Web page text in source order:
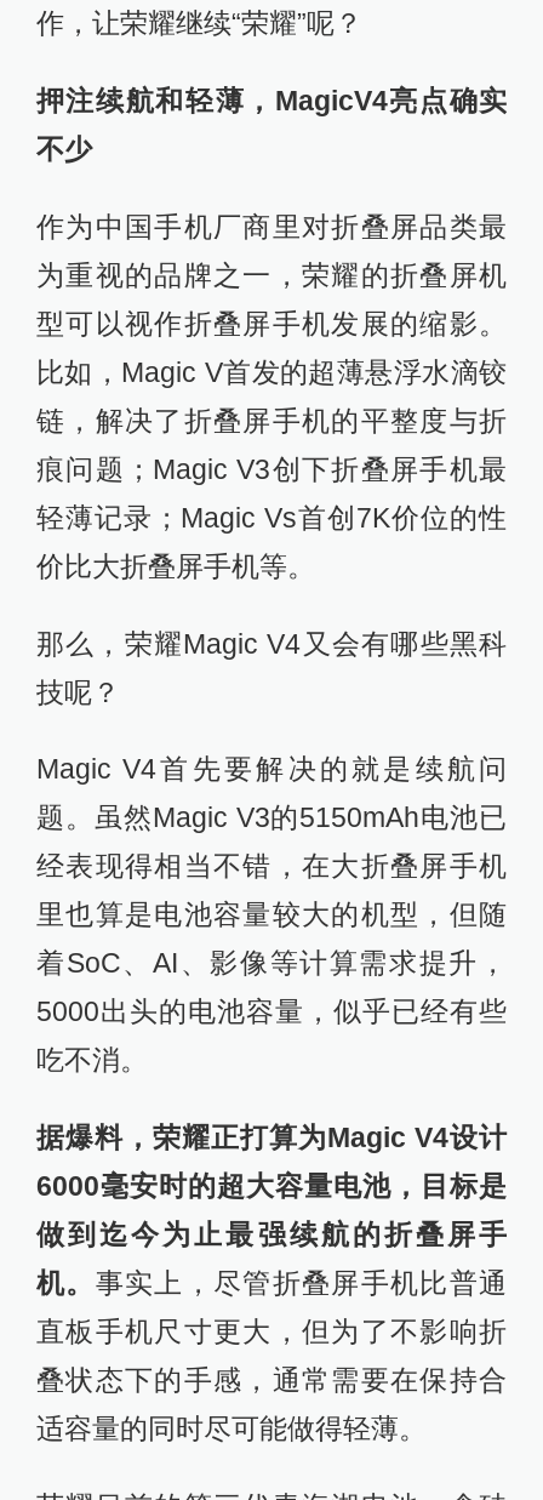
作，让荣耀继续“荣耀”呢？
押注续航和轻薄，MagicV4亮点确实
不少
作为中国手机厂商里对折叠屏品类最
为重视的品牌之一，荣耀的折叠屏机
型可以视作折叠屏手机发展的缩影。
比如，Magic V首发的超薄悬浮水滴铰
链，解决了折叠屏手机的平整度与折
痕问题；Magic V3创下折叠屏手机最
轻薄记录；Magic Vs首创7K价位的性
价比大折叠屏手机等。
那么，荣耀Magic V4又会有哪些黑科
技呢？
Magic V4首先要解决的就是续航问
题。虽然Magic V3的5150mAh电池已
经表现得相当不错，在大折叠屏手机
里也算是电池容量较大的机型，但随
着SoC、AI、影像等计算需求提升，
5000出头的电池容量，似乎已经有些
吃不消。
据爆料，荣耀正打算为Magic V4设计
6000毫安时的超大容量电池，目标是
做到迄今为止最强续航的折叠屏手
机。 事实上，尽管折叠屏手机比普通
直板手机尺寸更大，但为了不影响折
叠状态下的手感，通常需要在保持合
适容量的同时尽可能做得轻薄。